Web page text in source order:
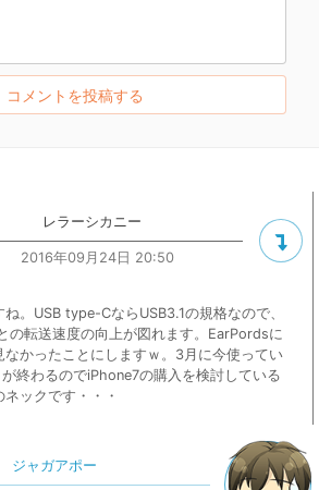
レラーシカニー
2016年09月24日 20:50
。USB type-CならUSB3.1の規格なので、
の転送速度の向上が図れます。EarPordsに
なかったことにしますｗ。3月に今使ってい
終わるのでiPhone7の購入を検討している
ックです・・・
ジャガアポー